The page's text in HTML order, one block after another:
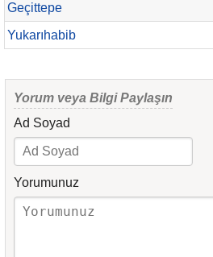
Geçittepe
Yukarıhabib
Yorum veya Bilgi Paylaşın
Ad Soyad
Yorumunuz